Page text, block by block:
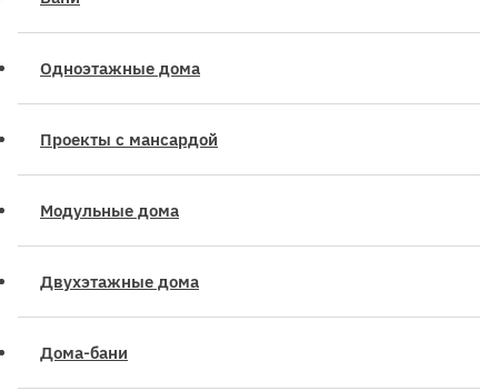
Одноэтажные дома
Проекты с мансардой
Модульные дома
Двухэтажные дома
Дома-бани